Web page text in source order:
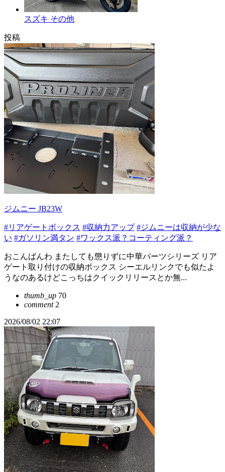
スズキ その他
投稿
ジムニー JB23W
#リアゲートボックス #収納力アップ #ジムニーは収納が少な
い #ガソリン満タン #ワックス派？コーティング派？
おこんばんわ またしても懲りずに中華パーツシリーズ リア
ゲート取り付けの収納ボックス シーエルリンクでも似たよ
うなのあるけどこっちはクイックリリースとか無...
thumb_up 70
comment2
2026/08/02 22:07